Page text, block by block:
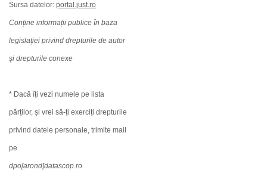
Sursa datelor: portal.just.ro
Conține informații publice în baza
legislației privind drepturile de autor
și drepturile conexe
* Dacă îți vezi numele pe lista
părților, și vrei să-ți exerciți drepturile
privind datele personale, trimite mail
pe
dpo[arond]datascop.ro